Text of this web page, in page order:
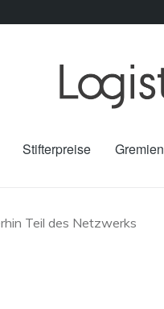
Stifterpreise Gremien
Teil des Netzwerks